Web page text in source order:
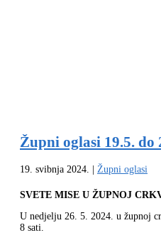
Župni oglasi 19.5. do
19. svibnja 2024. | Župni oglasi
SVETE MISE U ŽUPNOJ
U nedjelju 26. 5. 2024. u župnoj
8 sati.